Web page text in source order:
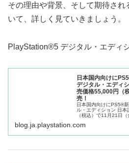
その理由や背景、そして期待され
いて、詳しく見ていきましょう。
PlayStation®5 デジタル・エディ
日本国内向けに
デジタル・エディ
売価格55,000円（
売！
日本国内向けにPS5®
ル・エディション 日
（税込）で11月21日（
blog.ja.playstation.com